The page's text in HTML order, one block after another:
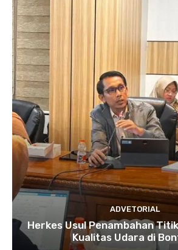
ADVETORIAL
Herkes Usul Penambahan
Kualitas Udara di